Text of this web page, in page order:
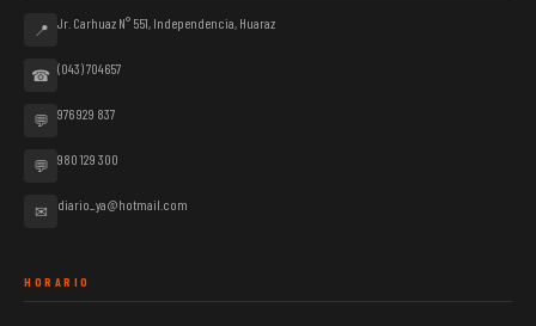
📍 Jr. Carhuaz N° 551, Independencia, Huaraz
☎ (043) 704657
💬 976 929 837
💬 980 129 300
✉ diario_ya@hotmail.com
HORARIO